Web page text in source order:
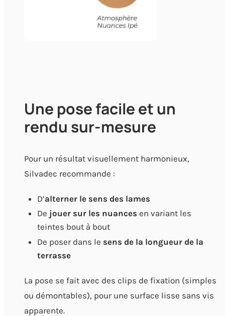
Une pose facile et un
rendu sur-mesure
Pour un résultat visuellement harmonieux,
Silvadec recommande :
D’alterner le sens des lames
De jouer sur les nuances en variant les
teintes bout à bout
De poser dans le sens de la longueur de la
terrasse
La pose se fait avec des clips de fixation (simples
ou démontables), pour une surface lisse sans vis
apparente.